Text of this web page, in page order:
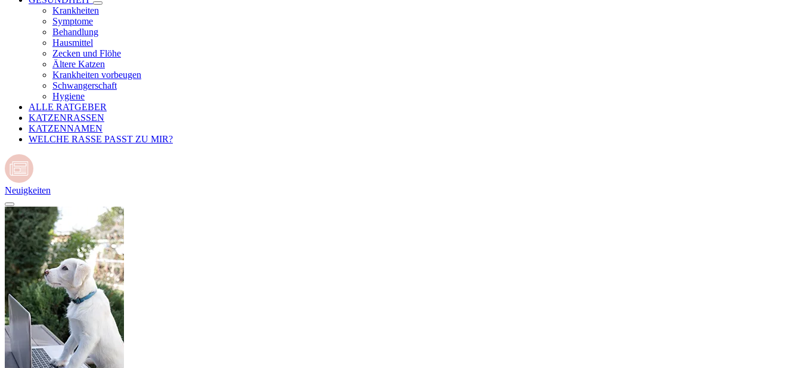
Krankheiten
Symptome
Behandlung
Hausmittel
Zecken und Flöhe
Ältere Katzen
Krankheiten vorbeugen
Schwangerschaft
Hygiene
ALLE RATGEBER
KATZENRASSEN
KATZENNAMEN
WELCHE RASSE PASST ZU MIR?
Neuigkeiten